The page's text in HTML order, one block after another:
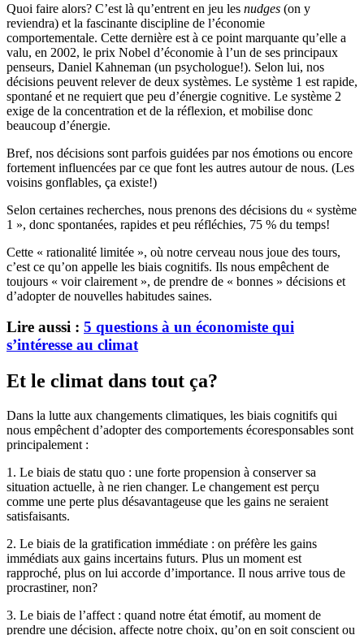
Quoi faire alors? C’est là qu’entrent en jeu les nudges (on y
reviendra) et la fascinante discipline de l’économie
comportementale. Cette dernière est à ce point marquante qu’elle a
valu, en 2002, le prix Nobel d’économie à l’un de ses principaux
penseurs, Daniel Kahneman (un psychologue!). Selon lui, nos
décisions peuvent relever de deux systèmes. Le système 1 est rapide,
spontané et ne requiert que peu d’énergie cognitive. Le système 2
exige de la concentration et de la réflexion, et mobilise donc
beaucoup d’énergie.
Bref, nos décisions sont parfois guidées par nos émotions ou encore
fortement influencées par ce que font les autres autour de nous. (Les
voisins gonflables, ça existe!)
Selon certaines recherches, nous prenons des décisions du « système
1 », donc spontanées, rapides et peu réfléchies, 75 % du temps!
Cette « rationalité limitée », où notre cerveau nous joue des tours,
c’est ce qu’on appelle les biais cognitifs. Ils nous empêchent de
toujours « voir clairement », de prendre de « bonnes » décisions et
d’adopter de nouvelles habitudes saines.
Lire aussi : 5 questions à un économiste qui
s’intéresse au climat
Et le climat dans tout ça?
Dans la lutte aux changements climatiques, les biais cognitifs qui
nous empêchent d’adopter des comportements écoresponsables sont
principalement :
1. Le biais de statu quo : une forte propension à conserver sa
situation actuelle, à ne rien changer. Le changement est perçu
comme une perte plus désavantageuse que les gains ne seraient
satisfaisants.
2. Le biais de la gratification immédiate : on préfère les gains
immédiats aux gains incertains futurs. Plus un moment est
rapproché, plus on lui accorde d’importance. Il nous arrive tous de
procrastiner, non?
3. Le biais de l’affect : quand notre état émotif, au moment de
prendre une décision, affecte notre choix, qu’on en soit conscient ou